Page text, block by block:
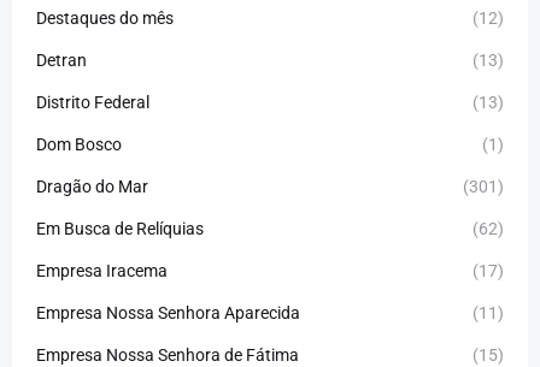
Destaques do mês (12)
Detran (13)
Distrito Federal (13)
Dom Bosco (1)
Dragão do Mar (301)
Em Busca de Relíquias (62)
Empresa Iracema (17)
Empresa Nossa Senhora Aparecida (11)
Empresa Nossa Senhora de Fátima (15)